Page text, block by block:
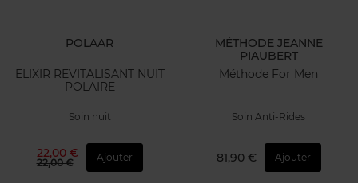
POLAAR
ELIXIR REVITALISANT NUIT
POLAIRE
Soin nuit
22,00 €
22,00 € Ajouter
MÉTHODE JEANNE
PIAUBERT
Méthode For Men
Soin Anti-Rides
81,90 € Ajouter